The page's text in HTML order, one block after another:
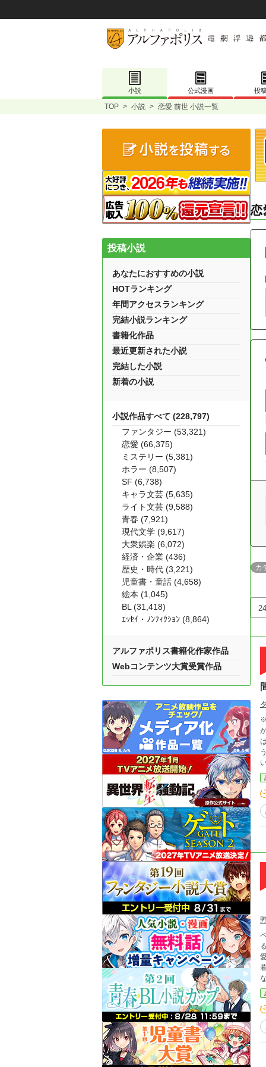
小説 公式漫画 投
TOP > 小説 > 恋愛 前世 小説一覧
恋
カ
※
は
い
るものが
暮らしを
な
投稿小説
あなたにおすすめの小説
HOTランキング
年間アクセスランキング
完結小説ランキング
書籍化作品
最近更新された小説
完結した小説
新着の小説
小説作品すべて (228,797)
ファンタジー (53,321)
恋愛 (66,375)
ミステリー (5,381)
ホラー (8,507)
SF (6,738)
キャラ文芸 (5,635)
ライト文芸 (9,588)
青春 (7,921)
現代文学 (9,617)
大衆娯楽 (6,072)
経済・企業 (436)
歴史・時代 (3,221)
児童書・童話 (4,658)
絵本 (1,045)
BL (31,418)
ｴｯｾｲ・ﾉﾝﾌｨｸｼｮﾝ (8,864)
アルファポリス書籍化作家作品
Webコンテンツ大賞受賞作品